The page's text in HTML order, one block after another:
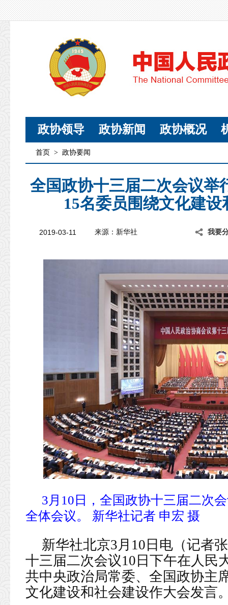
政协领导 政协新闻 政协概况
首页 > 政协要闻
全国政协十三届二次会议举
15名委员围绕文化建
2019-03-11 来源：新华社 我要
3月10日，全国政协十三届二次
全体会议。 新华社记者 申宏 摄
新华社北京3月10日电（记者
十三届二次会议10日下午在人民
共中央政治局常委、全国政协主
文化建设和社会建设作大会发言